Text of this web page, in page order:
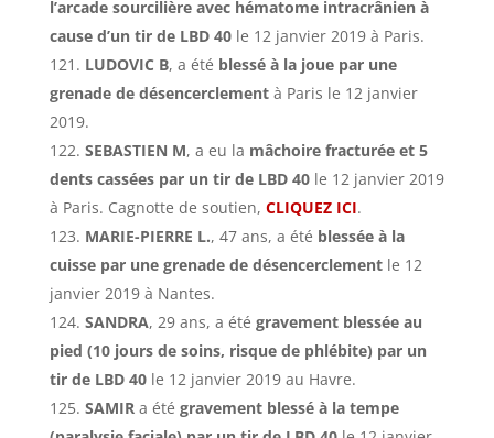
l’arcade sourcilière avec hématome intracrânien à
cause d’un tir de LBD 40le 12 janvier 2019 à Paris.
LUDOVIC B, a été blessé à la joue par une
grenade de désencerclementà Paris le 12 janvier
2019.
SEBASTIEN M, a eu la mâchoire fracturée et 5
dents cassées par un tir de LBD 40le 12 janvier 2019
à Paris. Cagnotte de soutien, CLIQUEZ ICI.
MARIE-PIERRE L., 47 ans, a été blessée à la
cuisse par une grenade de désencerclementle 12
janvier 2019 à Nantes.
SANDRA, 29 ans, a été gravement blessée au
pied (10 jours de soins, risque de phlébite) par un
tir de LBD 40le 12 janvier 2019 au Havre.
SAMIRa été gravement blessé à la tempe